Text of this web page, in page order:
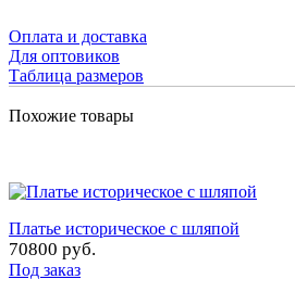
Оплата и доставка
Для оптовиков
Таблица размеров
Похожие товары
Платье историческое с шляпой
70800 руб.
Под заказ